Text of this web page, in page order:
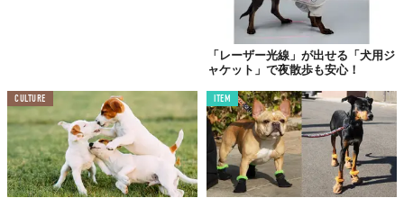
「レーザー光線」が出せる「犬用ジ
ャケット」で夜散歩も安心！
CULTURE ITEM